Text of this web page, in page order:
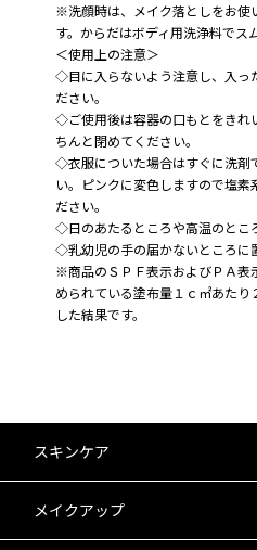
※洗顔時は、メイク落としをお使
す。からだはボディ用洗浄料でス
＜使用上の注意＞
◇目に入らないよう注意し、入っ
ださい。
◇ご使用後は容器の口もとをきれ
ちんと閉めてください。
◇衣服についた場合はすぐに洗剤
い。ピンクに変色しますので塩素
ださい。
◇日のあたるところや高温のとこ
◇乳幼児の手の届かないところに
※商品のＳＰＦ表示およびＰＡ表
められている塗布量１ｃ㎡あた
した結果です。
スキンケア
すべて
メイクアップ